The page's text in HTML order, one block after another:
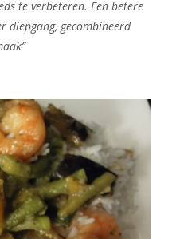
te verbeteren. Een betere
diepgang, gecombineerd